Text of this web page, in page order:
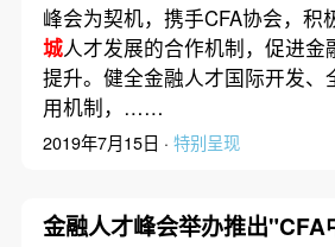
峰会为契机，携手CFA协会，积
城人才发展的合作机制，促进金
提升。健全金融人才国际开发、
用机制，……
2019年7月15日 · 特别呈现
金融人才峰会举办推出"CFA